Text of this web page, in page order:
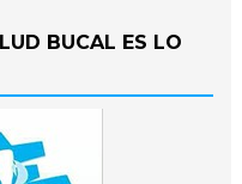
BUCAL ES LO